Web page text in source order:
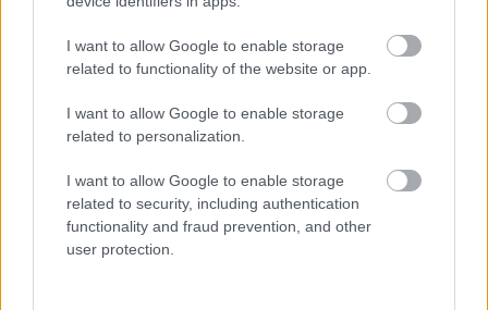
I want to allow Google to enable storage
related to functionality of the website or app.
I want to allow Google to enable storage
related to personalization.
I want to allow Google to enable storage
related to security, including authentication
functionality and fraud prevention, and other
user protection.
Nagykanizsa első győzelme
Két izgalmas mérkőzést is rendeztek az NB II-ben. A Csákvár hazai
pályán maradt pont nélkül, míg a Karcag és a Soroksár fordulatos
csatában remizett.